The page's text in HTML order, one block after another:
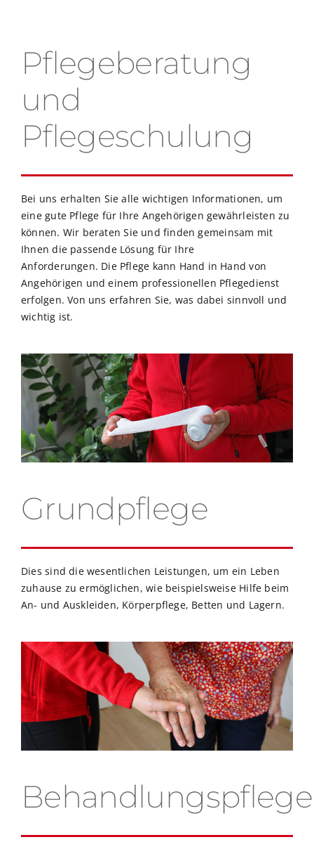
Pflegeberatung
und
Pflegeschulung
Bei uns erhalten Sie alle wichtigen Informationen, um
eine gute Pflege für Ihre Angehörigen gewährleisten zu
können. Wir beraten Sie und finden gemeinsam mit
Ihnen die passende Lösung für Ihre
Anforderungen. Die Pflege kann Hand in Hand von
Angehörigen und einem professionellen Pflegedienst
erfolgen. Von uns erfahren Sie, was dabei sinnvoll und
wichtig ist.
Grundpflege
Dies sind die wesentlichen Leistungen, um ein Leben
zuhause zu ermöglichen, wie beispielsweise Hilfe beim
An- und Auskleiden, Körperpflege, Betten und Lagern.
Behandlungspflege